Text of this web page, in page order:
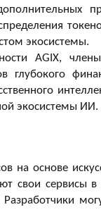
экосистемы.
AGIX,
экосистемы ИИ.
на основе
свои сервисы